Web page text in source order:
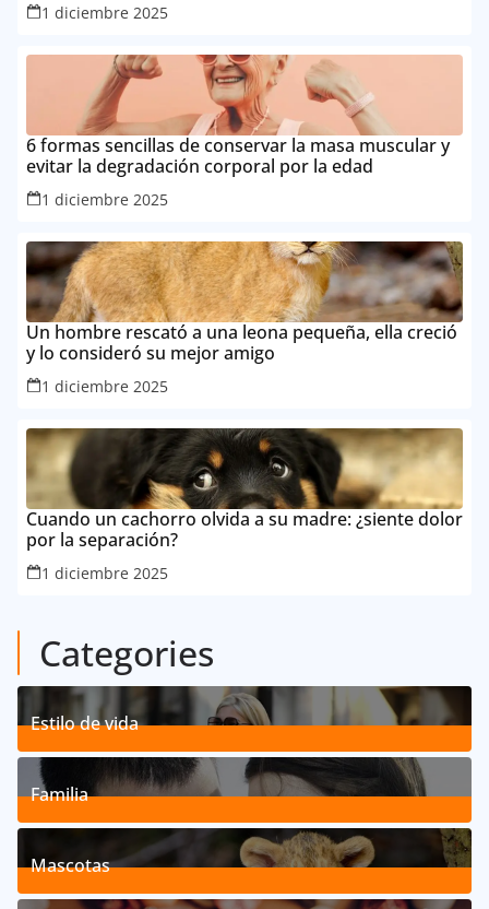
1 diciembre 2025
6 formas sencillas de conservar la masa muscular y
evitar la degradación corporal por la edad
1 diciembre 2025
Un hombre rescató a una leona pequeña, ella creció
y lo consideró su mejor amigo
1 diciembre 2025
Cuando un cachorro olvida a su madre: ¿siente dolor
por la separación?
1 diciembre 2025
Categories
Estilo de vida
192Posts
Familia
527Posts
Mascotas